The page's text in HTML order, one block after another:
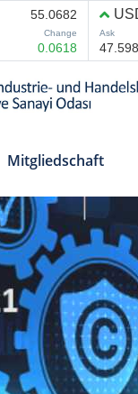
Mitgliedschaft